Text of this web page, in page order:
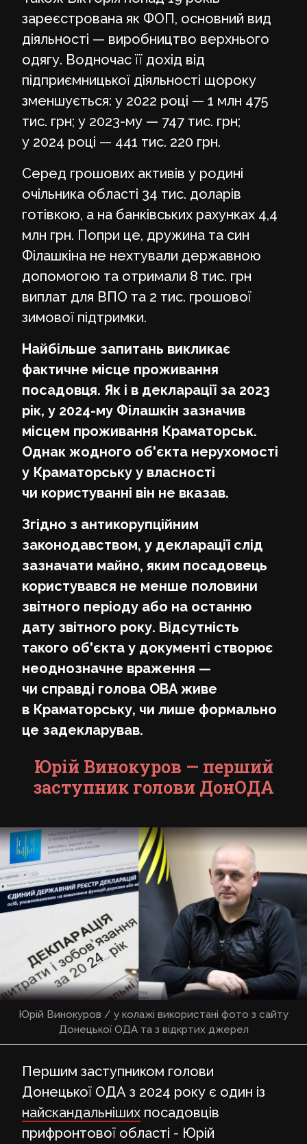
зареєстрована як ФОП, основний вид
діяльності — виробництво верхнього
одягу. Водночас її дохід від
підприємницької діяльності щороку
зменшується: у 2022 році — 1 млн 475
тис. грн; у 2023-му — 747 тис. грн;
у 2024 році — 441 тис. 220 грн.
Серед грошових активів у родині
очільника області 34 тис. доларів
готівкою, а на банківських рахунках 4,4
млн грн. Попри це, дружина та син
Філашкіна не нехтували державною
допомогою та отримали 8 тис. грн
виплат для ВПО та 2 тис. грошової
зимової підтримки.
Найбільше запитань викликає
фактичне місце проживання
посадовця. Як і в декларації за 2023
рік, у 2024-му Філашкін зазначив
місцем проживання Краматорськ.
Однак жодного об'єкта нерухомості
у Краматорську у власності
чи користуванні він не вказав.
Згідно з антикорупційним
законодавством, у декларації слід
зазначати майно, яким посадовець
користувався не менше половини
звітного періоду або на останню
дату звітного року. Відсутність
такого об'єкта у документі створює
неоднозначне враження —
чи справді голова ОВА живе
в Краматорську, чи лише формально
це задекларував.
Юрій Винокуров — перший
заступник голови ДонОДА
Юрій Винокуров / у колажі використані фото з сайту
Донецької ОДА та з відкртих джерел
Першим заступником голови
Донецької ОДА з 2024 року є один із
найскандальніших посадовців
прифронтової області - Юрій